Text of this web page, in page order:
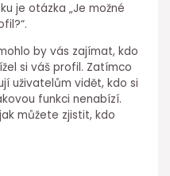
je otázka „Je možné
by vás zajímat, kdo
si váš profil. Zatímco
uživatelům vidět, kdo si
funkci nenabízí.
můžete zjistit, kdo